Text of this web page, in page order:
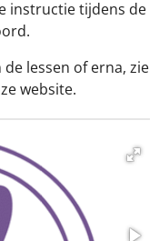
instructie tijdens de
lessen of erna, zie
website.